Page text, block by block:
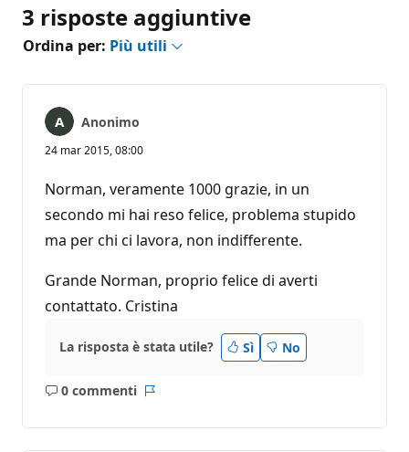
3 risposte aggiuntive
Ordina per: Più utili
Anonimo
24 mar 2015, 08:00
Norman, veramente 1000 grazie, in un
secondo mi hai reso felice, problema stupido
ma per chi ci lavora, non indifferente.
Grande Norman, proprio felice di averti
contattato. Cristina
La risposta è stata utile? Sì No
0 commenti
Nessun